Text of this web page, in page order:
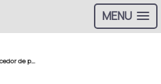
MENU
Fornecedor de palheta de celeron sp